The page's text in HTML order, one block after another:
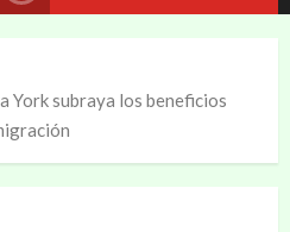
York subraya los beneficios